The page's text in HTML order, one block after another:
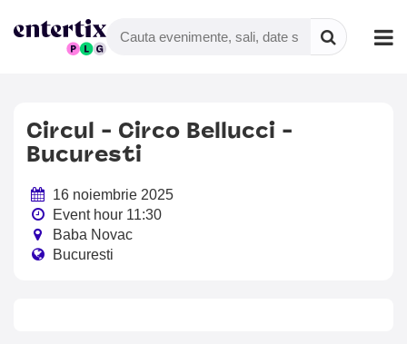
Circul - Circo Bellucci -
Bucuresti
16 noiembrie 2025
Event hour 11:30
Baba Novac
Bucuresti